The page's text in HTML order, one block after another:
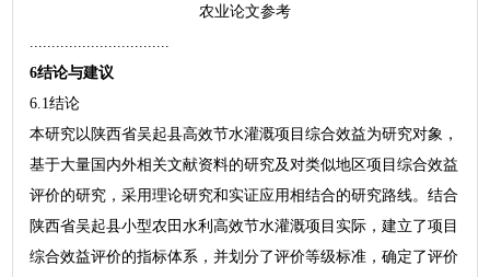
农业论文参考
6结论与建议
6.1结论
本研究以陕西省吴起县高效节水灌溉项目综合效益为研究对象，
基于大量国内外相关文献资料的研究及对类似地区项目综合效益
评价的研究，采用理论研究和实证应用相结合的研究路线。结合
陕西省吴起县小型农田水利高效节水灌溉项目实际，建立了项目
综合效益评价的指标体系，并划分了评价等级标准，确定了评价